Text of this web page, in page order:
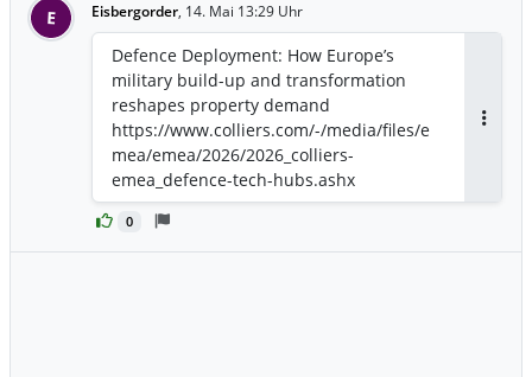
h-state-raise-about-3-billion-asset-sales-
focus-strategic-sectors-2026-05-11/
of-digitizing-light-naval-units/
E Eisbergorder, 14. Mai 13:29 Uhr
0
Defence Deployment: How Europe’s
military build-up and transformation
reshapes property demand
https://www.colliers.com/-/media/files/e
mea/emea/2026/2026_colliers-
emea_defence-tech-hubs.ashx